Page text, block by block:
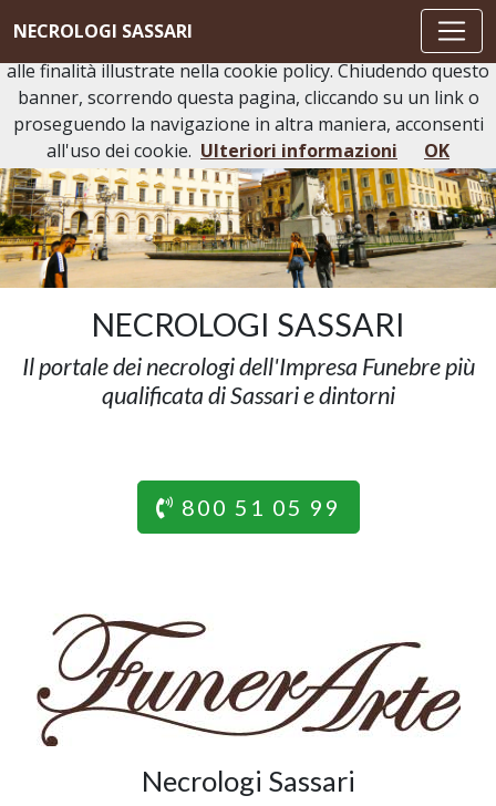
NECROLOGI SASSARI
NECROLOGI SASSARI
Il portale dei necrologi dell'Impresa Funebre più
qualificata di Sassari e dintorni
800 51 05 99
Necrologi Sassari
Questo sito o gli strumenti terzi da questo utilizzati si
avvalgono di cookie necessari al funzionamento ed utili
alle finalità illustrate nella cookie policy. Chiudendo questo
banner, scorrendo questa pagina, cliccando su un link o
proseguendo la navigazione in altra maniera, acconsenti
all'uso dei cookie. Ulteriori informazioni OK